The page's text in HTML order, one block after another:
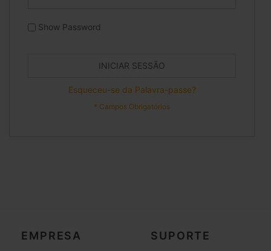
Show Password
INICIAR SESSÃO
Esqueceu-se da Palavra-passe?
EMPRESA SUPORTE